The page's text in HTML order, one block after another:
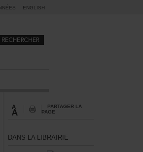
ENGLISH
PARTAGERLA
PAGE
DANSLALIBRAIRIE